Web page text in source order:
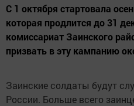
С 1 октября стартовала
которая продлится до 31
комиссариат Заинского
призвать в эту кампанию
Заинские солдаты будут
России. Больше всего